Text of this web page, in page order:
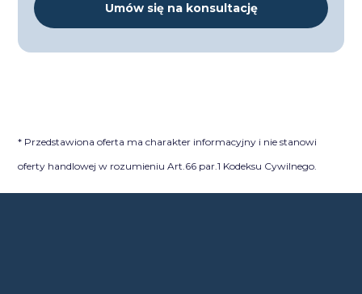
Umów się na konsultację
* Przedstawiona oferta ma charakter informacyjny i nie stanowi
oferty handlowej w rozumieniu Art.66 par.1 Kodeksu Cywilnego.